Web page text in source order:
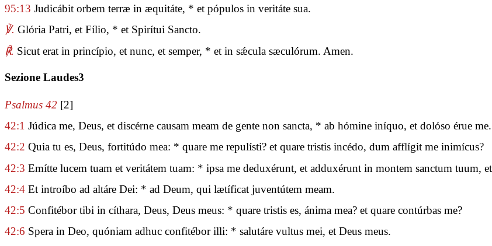
95:13 Judicábit orbem terræ in æquitáte, * et pópulos in veritáte sua.
℣. Glória Patri, et Fílio, * et Spirítui Sancto.
℟. Sicut erat in princípio, et nunc, et semper, * et in sǽcula sæculórum. Amen.
Sezione Laudes3
Psalmus 42 [2]
42:1 Júdica me, Deus, et discérne causam meam de gente non sancta, * ab hómine iníquo, et dolóso érue me.
42:2 Quia tu es, Deus, fortitúdo mea: * quare me repulísti? et quare tristis incédo, dum afflígit me inimícus?
42:3 Emítte lucem tuam et veritátem tuam: * ipsa me deduxérunt, et adduxérunt in montem sanctum tuum,
42:4 Et introíbo ad altáre Dei: * ad Deum, qui lætíficat juventútem meam.
42:5 Confitébor tibi in cíthara, Deus, Deus meus: * quare tristis es, ánima mea? et quare contúrbas me?
42:6 Spera in Deo, quóniam adhuc confitébor illi: * salutáre vultus mei, et Deus meus.